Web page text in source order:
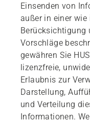
Einsenden von
außer in einer
Berücksichtigung
Vorschläge
gewähren Sie
lizenzfreie,
Erlaubnis zur
Darstellung,
und Verteilung
Informationen.